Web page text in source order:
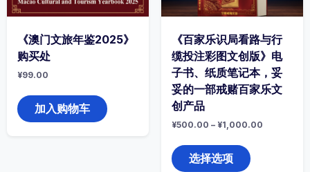
面
选
择
这
些
选
《澳门文旅年鉴2025》
购买处
¥99.00
加入购物车
《百家乐识局看路与行
缆投注彩图文创版》电
子书、纸质笔记本，妥
妥的一部戒赌百家乐文
创产品
¥500.00 – ¥1,000.00
选择选项
产
品